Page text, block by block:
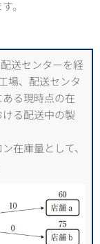
。
送センターを経
場、配送センタ
る現時点の在
る配送中の製
在庫量として、